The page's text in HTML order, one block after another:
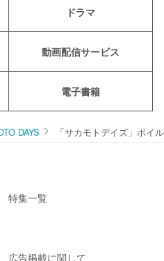
ドラマ
動画配信サービス
電子書籍
DAYS 「サカモトデイズ」ボイ
特集一覧
広告掲載に関して